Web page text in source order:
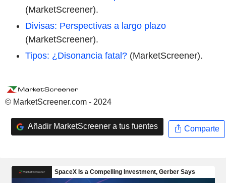
(MarketScreener).
Divisas: Perspectivas a largo plazo
(MarketScreener).
Tipos: ¿Disonancia fatal? (MarketScreener).
© MarketScreener.com - 2024
Añadir MarketScreener a tus fuentes Comparte